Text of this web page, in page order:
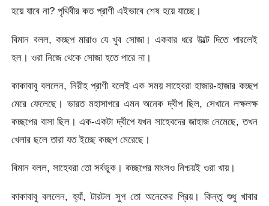
হয়ে যাবে না? পৃথিবীর কত প্রাণী এইভাবে শেষ হয়ে যাচ্ছে।
বিমান বলল, কচ্ছপ মারাও যে খুব সোজা। একবার ধরে উল্টে দিতে পারলেই
হল। ওরা নিজে থেকে সোজা হতে পারে না।
কাকাবাবু বললেন, নিরীহ প্রাণী বলেই এক সময় সাহেবরা হাজার-হাজার কচ্ছপ
মেরে ফেলেছে। ভারত মহাসাগরে এমন অনেক দ্বীপ ছিল, সেখানে লক্ষলক্ষ
কচ্ছপের বাসা ছিল। এক-একটা দ্বীপে যখন সাহেবদের জাহাজ নেমেছে, তখন
খেলার ছলে তারা যত ইচ্ছে কচ্ছপ মেরেছে।
বিমান বলল, সাহেবরা তো সর্বভুক। কচ্ছপের মাংসও নিশ্চয়ই ওরা খায়।
কাকাবাবু বললেন, হ্যাঁ, টারটল সুপ তো অনেকের প্রিয়। কিন্তু শুধু খাবার